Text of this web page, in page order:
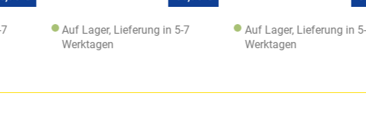
Auf Lager, Lieferung in 5-7
Auf Lager, Lieferung in 5-7